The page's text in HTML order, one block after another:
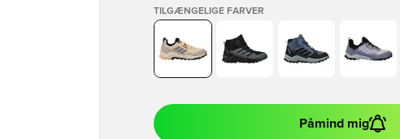
TILGÆNGELIGE FARVER
Påmind mig